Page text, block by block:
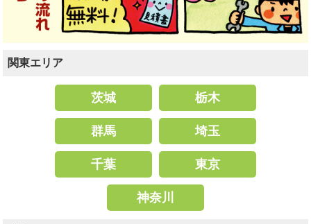
関東エリア
茨城 栃木
群馬 埼玉
千葉 東京
神奈川